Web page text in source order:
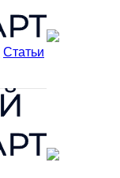
Статьи